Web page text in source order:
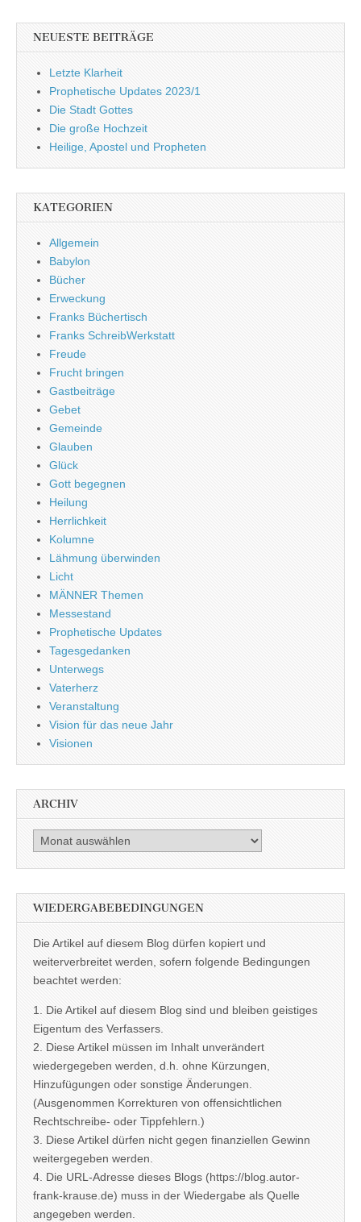
NEUESTE BEITRÄGE
Letzte Klarheit
Prophetische Updates 2023/1
Die Stadt Gottes
Die große Hochzeit
Heilige, Apostel und Propheten
KATEGORIEN
Allgemein
Babylon
Bücher
Erweckung
Franks Büchertisch
Franks SchreibWerkstatt
Freude
Frucht bringen
Gastbeiträge
Gebet
Gemeinde
Glauben
Glück
Gott begegnen
Heilung
Herrlichkeit
Kolumne
Lähmung überwinden
Licht
MÄNNER Themen
Messestand
Prophetische Updates
Tagesgedanken
Unterwegs
Vaterherz
Veranstaltung
Vision für das neue Jahr
Visionen
ARCHIV
Archiv
WIEDERGABEBEDINGUNGEN
Die Artikel auf diesem Blog dürfen kopiert und
weiterverbreitet werden, sofern folgende Bedingungen
beachtet werden:
1. Die Artikel auf diesem Blog sind und bleiben geistiges
Eigentum des Verfassers.
2. Diese Artikel müssen im Inhalt unverändert
wiedergegeben werden, d.h. ohne Kürzungen,
Hinzufügungen oder sonstige Änderungen.
(Ausgenommen Korrekturen von offensichtlichen
Rechtschreibe- oder Tippfehlern.)
3. Diese Artikel dürfen nicht gegen finanziellen Gewinn
weitergegeben werden.
4. Die URL-Adresse dieses Blogs (https://blog.autor-
frank-krause.de) muss in der Wiedergabe als Quelle
angegeben werden.